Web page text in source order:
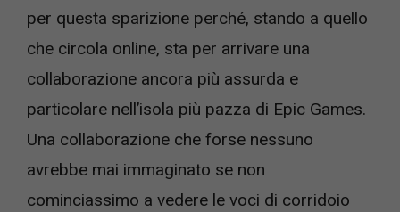
per questa sparizione perché, stando a quello
che circola online, sta per arrivare una
collaborazione ancora più assurda e
particolare nell’isola più pazza di Epic Games.
Una collaborazione che forse nessuno
avrebbe mai immaginato se non
cominciassimo a vedere le voci di corridoio